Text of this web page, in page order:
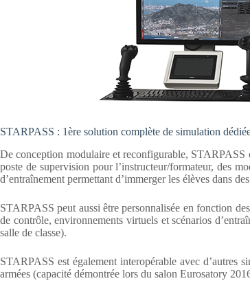
STARPASS : 1ère solution complète de simulation
De conception modulaire et reconfigurable, STARPASS
poste de supervision pour l’instructeur/formateur, des
d’entraînement permettant d’immerger les élèves dans
STARPASS peut aussi être personnalisée en fonction
de contrôle, environnements virtuels et scénarios
salle de classe).
STARPASS est également interopérable avec d’autres
armées (capacité démontrée lors du salon Eurosatory